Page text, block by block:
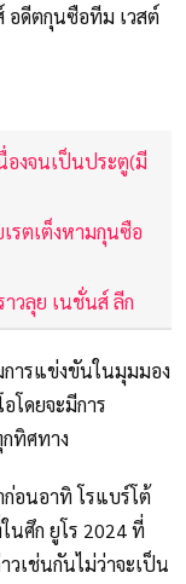
อดีตกุนซือทีม เวสต์
องจนเป็นประตู(มี
รตเต็งหามกุนซือ
วลุย เนชั่นส์ ลีก
ารแข่งขันในมุมมอง
โดยจะมีการ
ทิศทาง
อนอาทิ โรแบร์โต้
ศึก ยูโร 2024 ที่
เช่นกันไม่ว่าจะเป็น